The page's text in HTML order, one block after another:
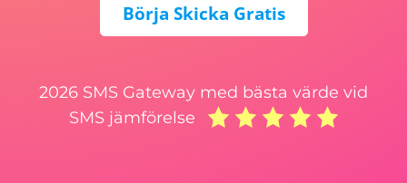
Börja Skicka Gratis
2026 SMS Gateway med bästa värde vid
SMS jämförelse